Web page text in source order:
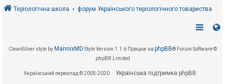
і Теріологічна школа форум Українського теріологічного товариства
CleanSilver style by MannixMD Style Version 1.1.6 Працює на phpBB® Forum Software ©
phpBB Limited
Український переклад © 2005-2020 Українська підтримка phpBB